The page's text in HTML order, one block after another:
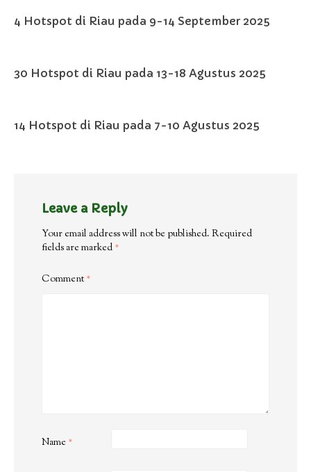
4 Hotspot di Riau pada 9-14 September 2025
30 Hotspot di Riau pada 13-18 Agustus 2025
14 Hotspot di Riau pada 7-10 Agustus 2025
Leave a Reply
Your email address will not be published. Required
fields are marked *
Comment*
Name *